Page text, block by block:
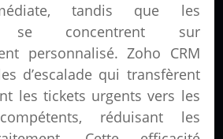
tandis que les
se concentrent sur
personnalisé. Zoho CRM
d’escalade qui transfèrent
les tickets urgents vers les
réduisant les